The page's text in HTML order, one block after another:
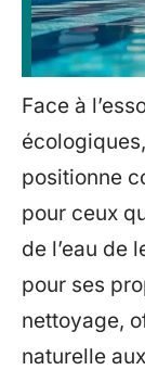
Face à
positionne
pour ceux
de l’eau de
pour ses
nettoyage,
naturelle